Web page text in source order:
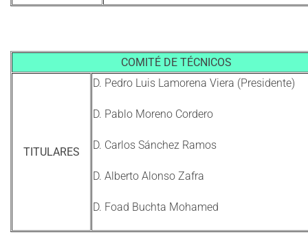
COMITÉ DE TÉCNICOS
TITULARES
D. Pedro Luis Lamorena Viera (Presidente)
D. Pablo Moreno Cordero
D. Carlos Sánchez Ramos
D. Alberto Alonso Zafra
D. Foad Buchta Mohamed